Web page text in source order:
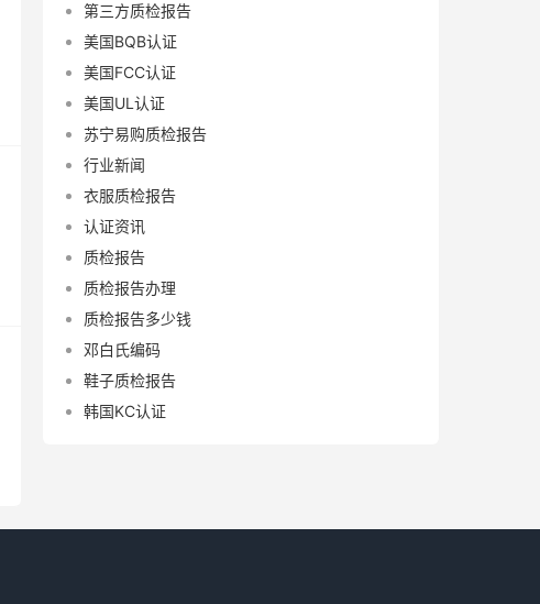
第三方质检报告
美国BQB认证
美国FCC认证
美国UL认证
苏宁易购质检报告
行业新闻
衣服质检报告
认证资讯
质检报告
质检报告办理
质检报告多少钱
邓白氏编码
鞋子质检报告
韩国KC认证